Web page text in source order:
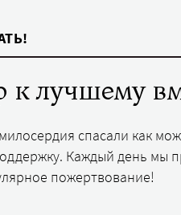
лучшему
спасали как
Каждый день мы
пожертвование!